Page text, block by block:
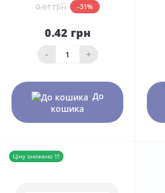
0.61 грн -31%
0.42 грн
- +
До
кошика
Ціну знижено !!!